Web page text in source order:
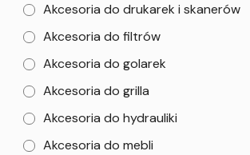
Akcesoria do drukarek i skanerów
Akcesoria do filtrów
Akcesoria do golarek
Akcesoria do grilla
Akcesoria do hydrauliki
Akcesoria do mebli